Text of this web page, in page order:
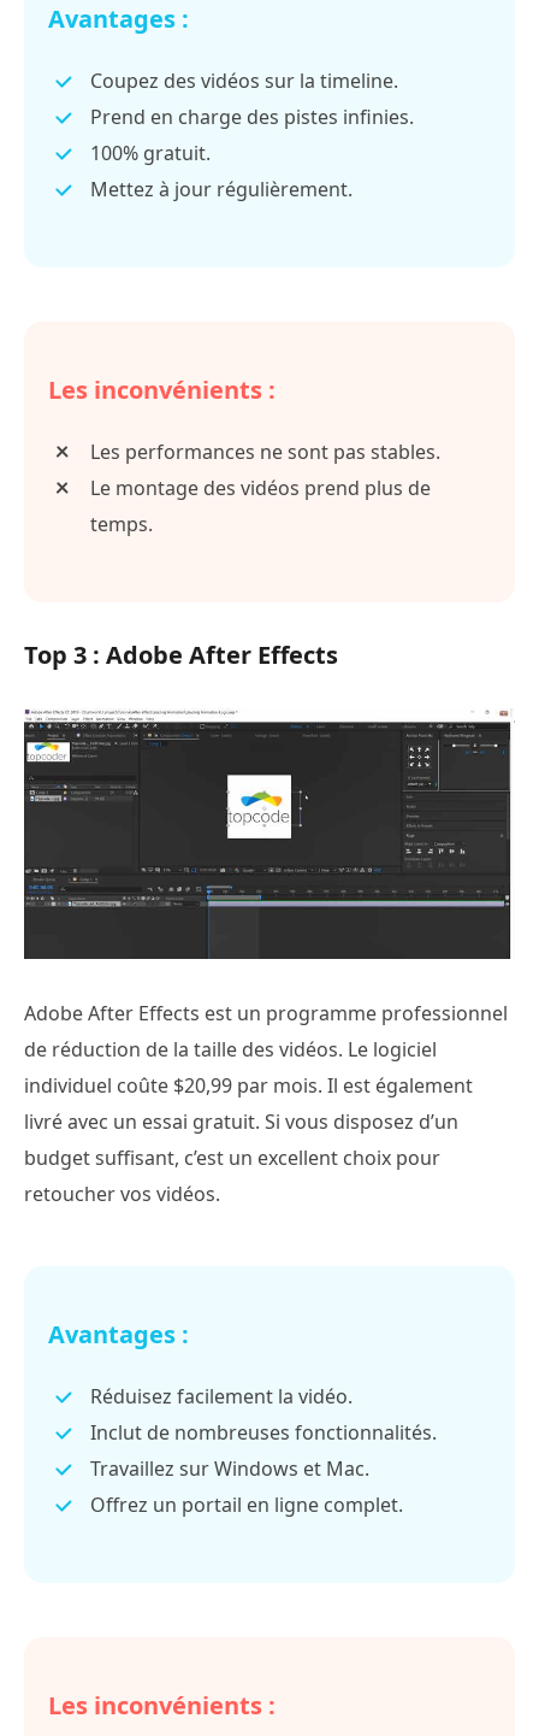
Avantages :
Coupez des vidéos sur la timeline.
Prend en charge des pistes infinies.
100% gratuit.
Mettez à jour régulièrement.
Les inconvénients :
Les performances ne sont pas stables.
Le montage des vidéos prend plus de
temps.
Top 3 : Adobe After Effects
Adobe After Effects est un programme professionnel
de réduction de la taille des vidéos. Le logiciel
individuel coûte $20,99 par mois. Il est également
livré avec un essai gratuit. Si vous disposez d’un
budget suffisant, c’est un excellent choix pour
retoucher vos vidéos.
Avantages :
Réduisez facilement la vidéo.
Inclut de nombreuses fonctionnalités.
Travaillez sur Windows et Mac.
Offrez un portail en ligne complet.
Les inconvénients :